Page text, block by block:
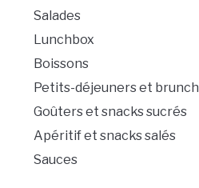
Salades
Lunchbox
Boissons
Petits-déjeuners et brunch
Goûters et snacks sucrés
Apéritif et snacks salés
Sauces